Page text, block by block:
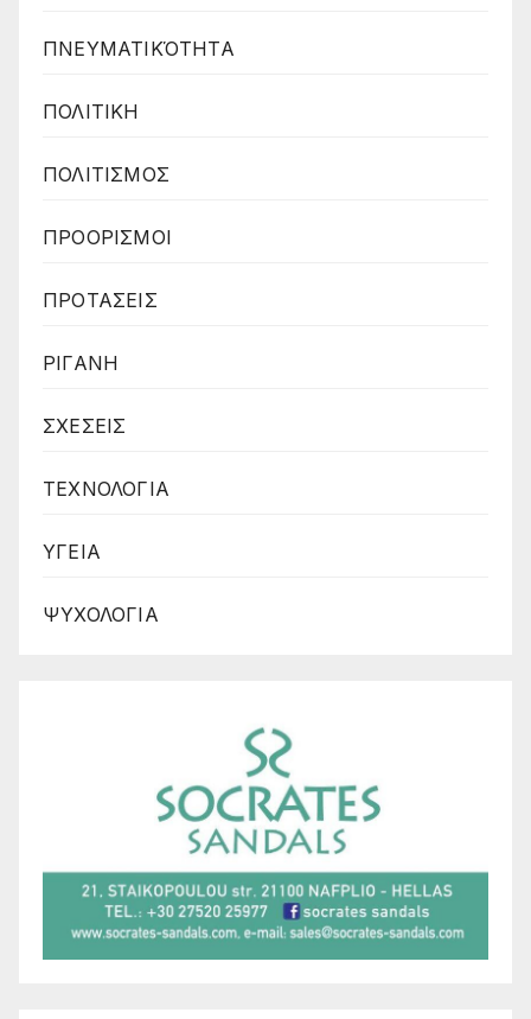
ΠΝΕΥΜΑΤΙΚΌΤΗΤΑ
ΠΟΛΙΤΙΚΗ
ΠΟΛΙΤΙΣΜΟΣ
ΠΡΟΟΡΙΣΜΟΙ
ΠΡΟΤΑΣΕΙΣ
ΡΙΓΑΝΗ
ΣΧΕΣΕΙΣ
ΤΕΧΝΟΛΟΓΙΑ
ΥΓΕΙΑ
ΨΥΧΟΛΟΓΙΑ